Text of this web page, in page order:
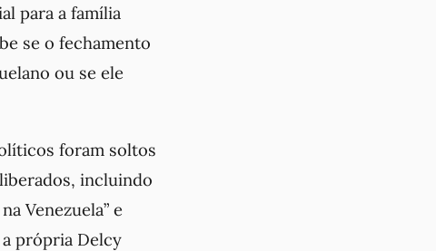
para a família
se o fechamento
ou se ele
foram soltos
incluindo
Venezuela” e
própria Delcy